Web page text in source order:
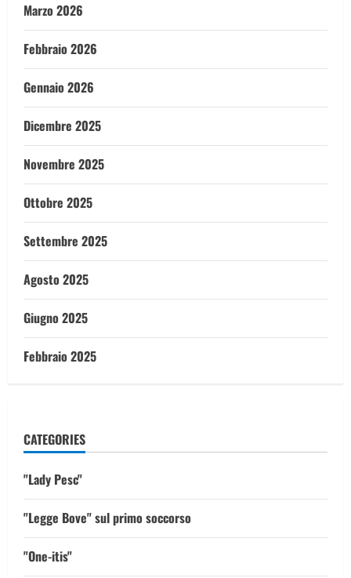
Marzo 2026
Febbraio 2026
Gennaio 2026
Dicembre 2025
Novembre 2025
Ottobre 2025
Settembre 2025
Agosto 2025
Giugno 2025
Febbraio 2025
CATEGORIES
"Lady Pesc"
"Legge Bove" sul primo soccorso
"One-itis"